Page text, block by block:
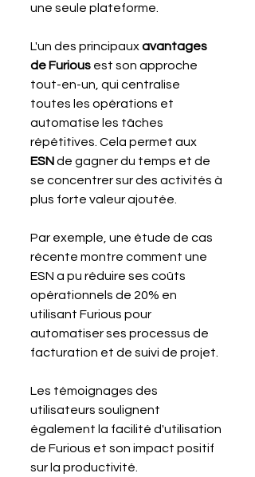
une seule plateforme.
L'un des principaux avantages
de Furious est son approche
tout-en-un, qui centralise
toutes les opérations et
automatise les tâches
répétitives. Cela permet aux
ESN de gagner du temps et de
se concentrer sur des activités à
plus forte valeur ajoutée.
Par exemple, une étude de cas
récente montre comment une
ESN a pu réduire ses coûts
opérationnels de 20% en
utilisant Furious pour
automatiser ses processus de
facturation et de suivi de projet.
Les témoignages des
utilisateurs soulignent
également la facilité d'utilisation
de Furious et son impact positif
sur la productivité.